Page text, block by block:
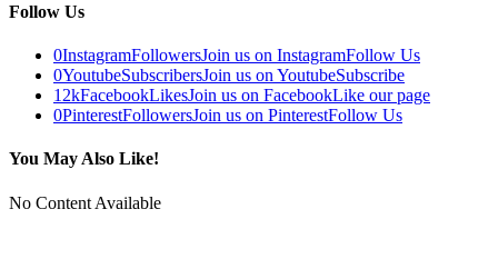
Follow Us
0InstagramFollowersJoin us on InstagramFollow Us
0YoutubeSubscribersJoin us on YoutubeSubscribe
12kFacebookLikesJoin us on FacebookLike our page
0PinterestFollowersJoin us on PinterestFollow Us
You May Also Like!
No Content Available